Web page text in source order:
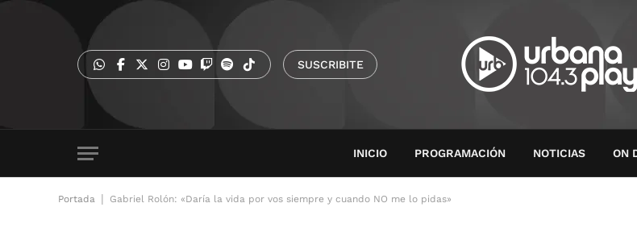
SUSCRIBITE
INICIO PROGRAMACIÓN NOTICIAS ON
Portada Gabriel Rolón: «Daría la vida por vos siempre y cuando NO me lo pidas»